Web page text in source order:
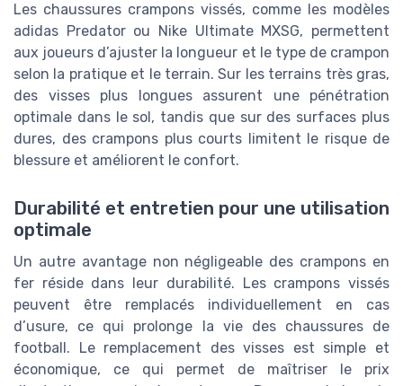
Les chaussures crampons vissés, comme les modèles
adidas Predator ou Nike Ultimate MXSG, permettent
aux joueurs d’ajuster la longueur et le type de crampon
selon la pratique et le terrain. Sur les terrains très gras,
des visses plus longues assurent une pénétration
optimale dans le sol, tandis que sur des surfaces plus
dures, des crampons plus courts limitent le risque de
blessure et améliorent le confort.
Durabilité et entretien pour une utilisation
optimale
Un autre avantage non négligeable des crampons en
fer réside dans leur durabilité. Les crampons vissés
peuvent être remplacés individuellement en cas
d’usure, ce qui prolonge la vie des chaussures de
football. Le remplacement des visses est simple et
économique, ce qui permet de maîtriser le prix